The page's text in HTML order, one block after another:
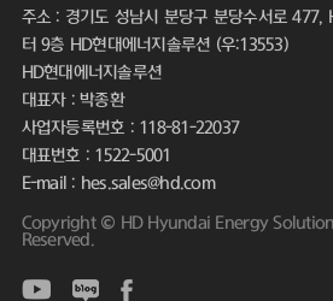
주소 : 경기도 성남시 분당구 분당수서로 477,
터 9층 HD현대에너지솔루션 (우:13553)
HD현대에너지솔루션
대표자 : 박종환
사업자등록번호 : 118-81-22037
대표번호 : 1522-5001
E-mail : hes.sales@hd.com
Copyright © HD Hyundai Energy
Reserved.